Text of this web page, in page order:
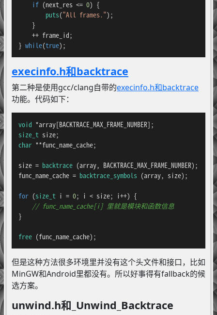
if (next_res <= 0) {
puts("All frames.");
    }
    ++ frame_id;
} while(true);
execinfo.h和backtrace
第二种是使用gcc/clang自带的execinfo.h和backtrace
功能。代码如下：
void
size_t
char **func_name_cache;
size = backtrace (array, BACKTRACE_MAX_FRAME_NUMBER);
func_name_cache = backtrace_symbols (array, size);
for (size_t i = 0; i < size; i++) {
// func_name_cache[i] 里就是模块和函数信息
}
free (func_name_cache);
但是这种方法很多环境里并没有这个头文件和接口，比如
MinGW和Android里都没有。所以好事得有fallback的候
选方案。
unwind.h和_Unwind_Backtrace